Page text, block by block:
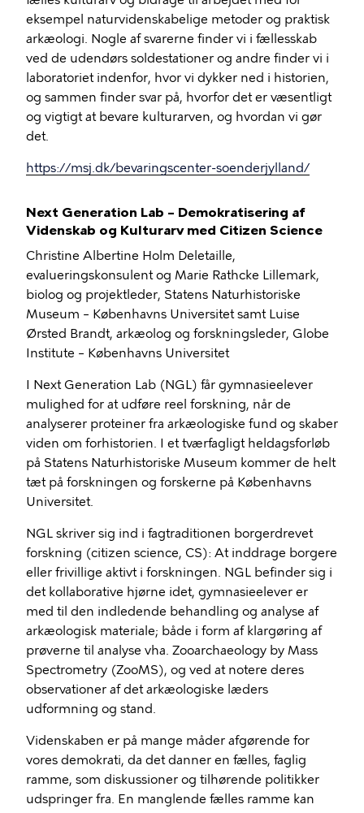
eksempel naturvidenskabelige metoder og praktisk
arkæologi. Nogle af svarerne finder vi i fællesskab
ved de udendørs soldestationer og andre finder vi i
laboratoriet indenfor, hvor vi dykker ned i historien,
og sammen finder svar på, hvorfor det er væsentligt
og vigtigt at bevare kulturarven, og hvordan vi gør
det.
https://msj.dk/bevaringscenter-soenderjylland/
Next Generation Lab – Demokratisering af
Videnskab og Kulturarv med Citizen Science
Christine Albertine Holm Deletaille,
evalueringskonsulent og Marie Rathcke Lillemark,
biolog og projektleder, Statens Naturhistoriske
Museum – Københavns Universitet samt Luise
Ørsted Brandt, arkæolog og forskningsleder, Globe
Institute – Københavns Universitet
I Next Generation Lab (NGL) får gymnasieelever
mulighed for at udføre reel forskning, når de
analyserer proteiner fra arkæologiske fund og skaber
viden om forhistorien. I et tværfagligt heldagsforløb
på Statens Naturhistoriske Museum kommer de helt
tæt på forskningen og forskerne på Københavns
Universitet.
NGL skriver sig ind i fagtraditionen borgerdrevet
forskning (citizen science, CS): At inddrage borgere
eller frivillige aktivt i forskningen. NGL befinder sig i
det kollaborative hjørne idet, gymnasieelever er
med til den indledende behandling og analyse af
arkæologisk materiale; både i form af klargøring af
prøverne til analyse vha. Zooarchaeology by Mass
Spectrometry (ZooMS), og ved at notere deres
observationer af det arkæologiske læders
udformning og stand.
Videnskaben er på mange måder afgørende for
vores demokrati, da det danner en fælles, faglig
ramme, som diskussioner og tilhørende politikker
udspringer fra. En manglende fælles ramme kan